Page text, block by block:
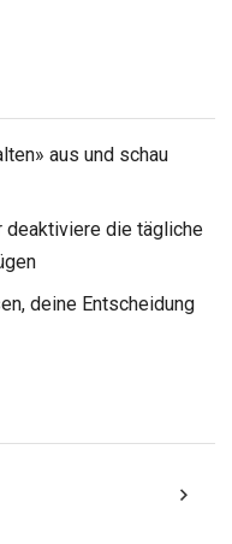
aus und schau
deaktiviere die tägliche
deine Entscheidung
chevron_right